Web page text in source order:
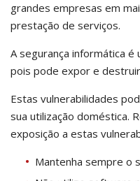
grandes empresas em
prestação de serviços.
A segurança informática
pois pode expor e
Estas vulnerabilidades
sua utilização doméstica.
exposição a estas
Mantenha sempre o